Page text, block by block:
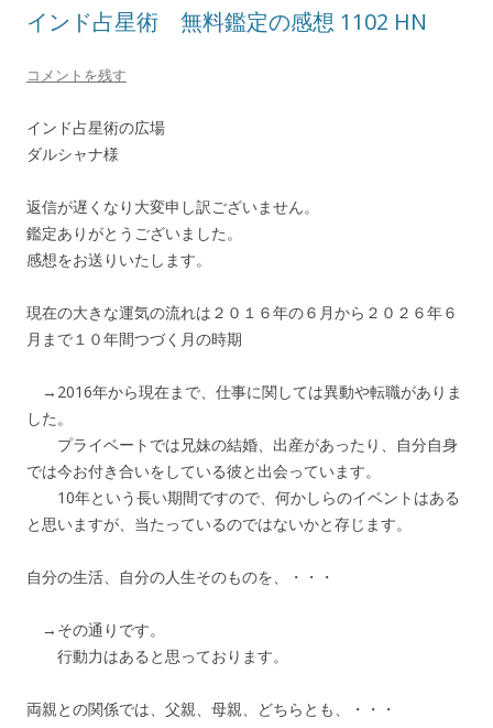
インド占星術 無料鑑定の感想 1102 HN
コメントを残す
インド占星術の広場
ダルシャナ様
返信が遅くなり大変申し訳ございません。
鑑定ありがとうございました。
感想をお送りいたします。
現在の大きな運気の流れは２０１６年の６月から２０２６年６
月まで１０年間つづく月の時期
→2016年から現在まで、仕事に関しては異動や転職がありま
した。
プライベートでは兄妹の結婚、出産があったり、自分自身
では今お付き合いをしている彼と出会っています。
10年という長い期間ですので、何かしらのイベントはある
と思いますが、当たっているのではないかと存じます。
自分の生活、自分の人生そのものを、・・・
→その通りです。
行動力はあると思っております。
両親との関係では、父親、母親、どちらとも、・・・